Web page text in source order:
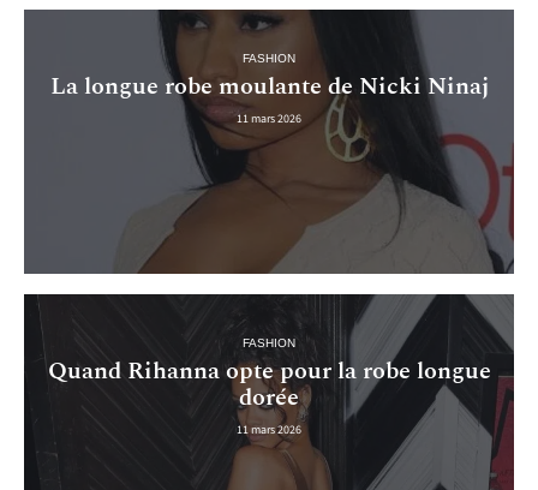
FASHION
La longue robe moulante de Nicki Ninaj
11 mars 2026
FASHION
Quand Rihanna opte pour la robe longue
dorée
11 mars 2026